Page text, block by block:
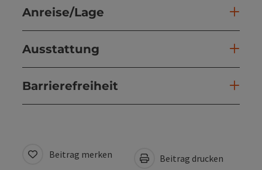
Anreise/Lage
Ausstattung
Barrierefreiheit
Beitrag merken Beitrag drucken